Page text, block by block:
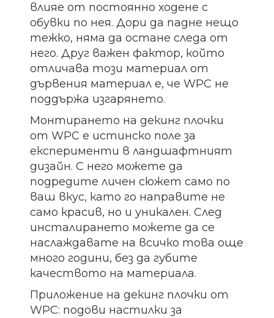
влияе от постоянно ходене с
обувки по нея. Дори да падне нещо
тежко, няма да остане следа от
него. Друг важен фактор, който
отличава този материал от
дървения материал е, че WPC не
поддържа изгарянето.
Монтирането на декинг плочки
от WPC е истинско поле за
експерименти в ландшафтният
дизайн. С него можете да
подредите личен сюжет само по
ваш вкус, като го направите не
само красив, но и уникален. След
инсталирането можете да се
наслаждавате на всичко това още
много години, без да губите
качеството на материала.
Приложение на декинг плочки от
WPC: подови настилки за